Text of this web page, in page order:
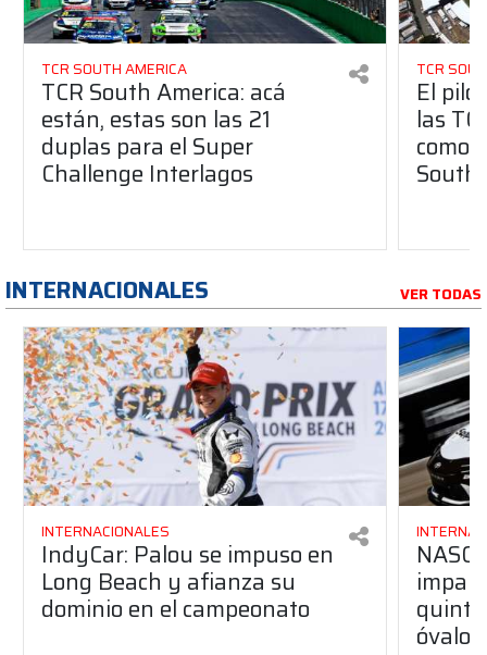
TCR SOUTH AMERICA
TCR South America: acá
están, estas son las 21
duplas para el Super
Challenge Interlagos
TCR
El
las
como
South
INTERNACIONALES VER TODAS
INTERNACIONALES
IndyCar: Palou se impuso en
Long Beach y afianza su
dominio en el campeonato
óvalo